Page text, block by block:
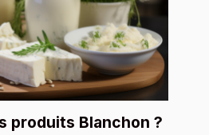
produits Blanchon ?